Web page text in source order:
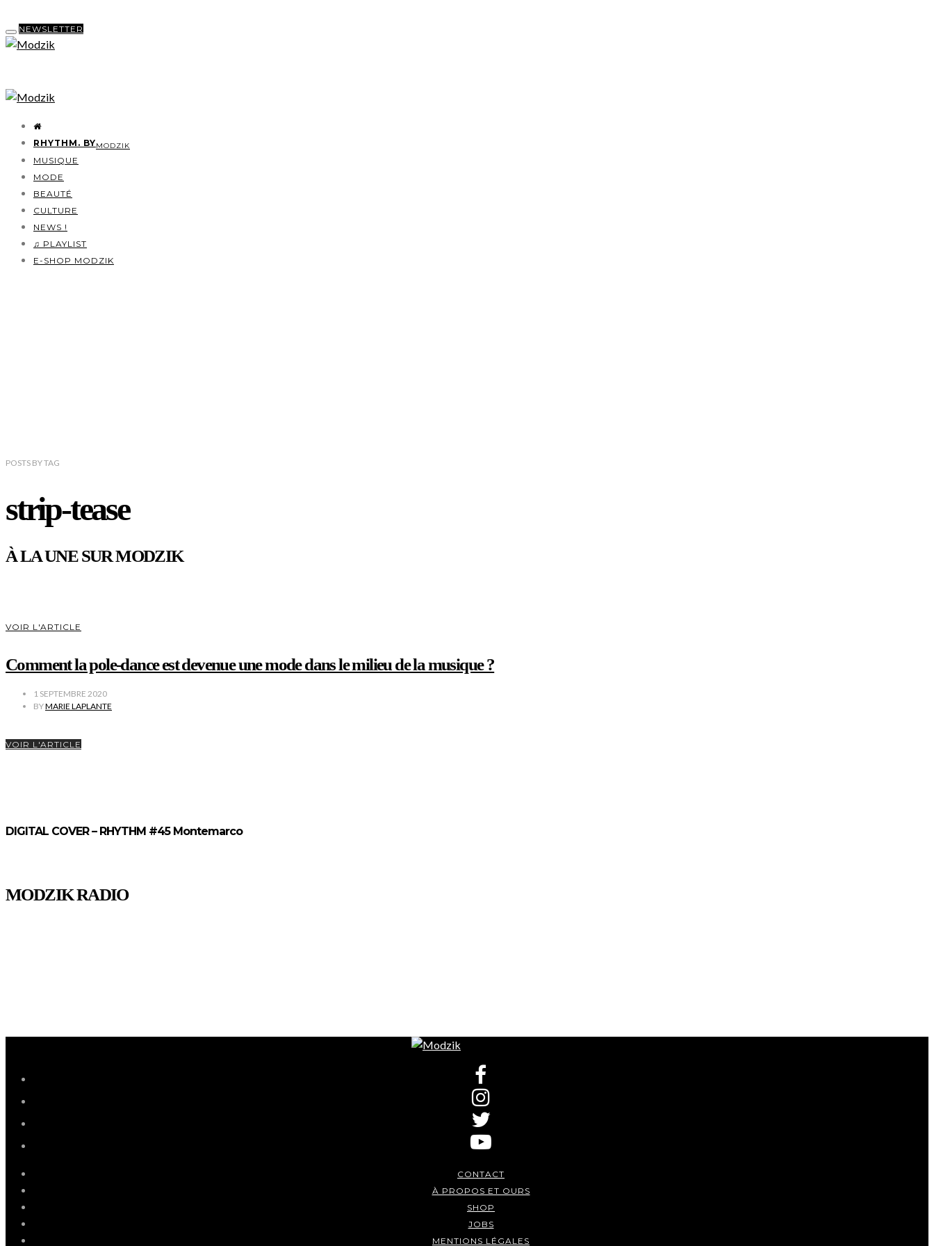
NEWSLETTER
RHYTHM. BYMODZIK
MUSIQUE
MODE
BEAUTÉ
CULTURE
NEWS !
♫ PLAYLIST
E-SHOP MODZIK
POSTS BYTAG
strip-tease
À LA UNE SUR MODZIK
VOIR L'ARTICLE
Comment la pole-dance est devenue une mode dans le milieu de la musique ?
1 SEPTEMBRE 2020
BYMARIE LAPLANTE
VOIR L'ARTICLE
DIGITAL COVER – RHYTHM #45 Montemarco
MODZIK RADIO
CONTACT
À PROPOS ET OURS
SHOP
JOBS
MENTIONS LÉGALES